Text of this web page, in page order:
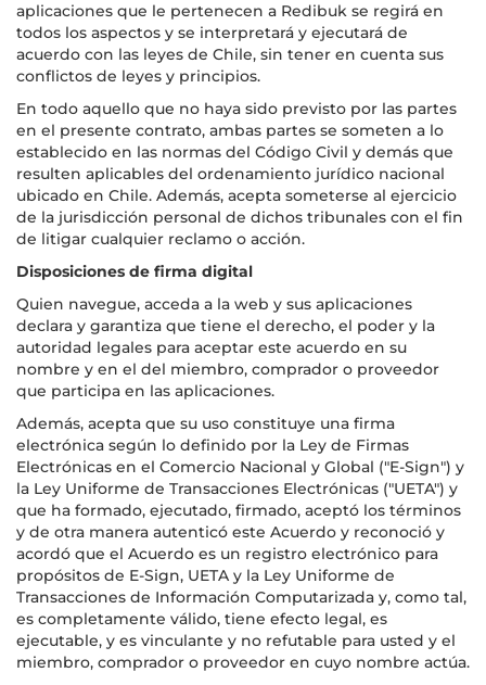
aplicaciones que le pertenecen a Redibuk se regirá en
todos los aspectos y se interpretará y ejecutará de
acuerdo con las leyes de Chile, sin tener en cuenta sus
conflictos de leyes y principios.
En todo aquello que no haya sido previsto por las partes
en el presente contrato, ambas partes se someten a lo
establecido en las normas del Código Civil y demás que
resulten aplicables del ordenamiento jurídico nacional
ubicado en Chile. Además, acepta someterse al ejercicio
de la jurisdicción personal de dichos tribunales con el fin
de litigar cualquier reclamo o acción.
Disposiciones de firma digital
Quien navegue, acceda a la web y sus aplicaciones
declara y garantiza que tiene el derecho, el poder y la
autoridad legales para aceptar este acuerdo en su
nombre y en el del miembro, comprador o proveedor
que participa en las aplicaciones.
Además, acepta que su uso constituye una firma
electrónica según lo definido por la Ley de Firmas
Electrónicas en el Comercio Nacional y Global ("E-Sign") y
la Ley Uniforme de Transacciones Electrónicas ("UETA") y
que ha formado, ejecutado, firmado, aceptó los términos
y de otra manera autenticó este Acuerdo y reconoció y
acordó que el Acuerdo es un registro electrónico para
propósitos de E-Sign, UETA y la Ley Uniforme de
Transacciones de Información Computarizada y, como tal,
es completamente válido, tiene efecto legal, es
ejecutable, y es vinculante y no refutable para usted y el
miembro, comprador o proveedor en cuyo nombre actúa.